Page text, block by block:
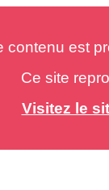
est
Ce site
Visitez le